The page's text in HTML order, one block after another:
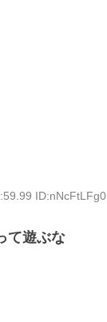
ID:nNcFtLFg0
て遊ぶな